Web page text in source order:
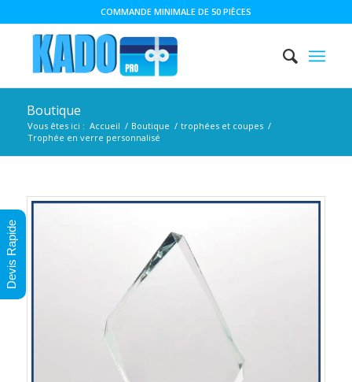
COMMANDE MINIMALE DE 50 PIÈCES
Boutique
Vous êtes ici : Accueil / Boutique / trophées et coupes /
Trophée en verre personnalisé
Devis Rapide